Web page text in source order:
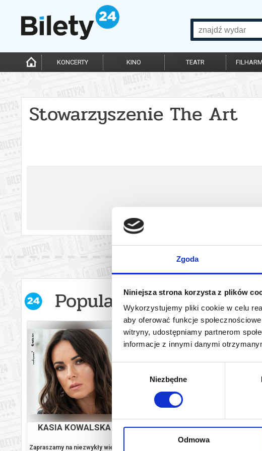
Zgoda
Niniejsza strona korzysta z plików
Wykorzystujemy pliki cookie w celu
aby oferować funkcje
witryny, udostępniamy partnerom
informacje z innymi danymi
Wybór
zgody
Niezbędne
Odmowa
KONCERTY KINO TEATR
Stowarzyszenie The Art
Popularne w serwisie
KASIA KOWALSKA AKUSTYCZNIE
Zapraszamy na niezwykły wieczór z Kasią
KONCERT